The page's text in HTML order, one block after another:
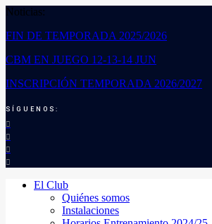
Noticias:
FIN DE TEMPORADA 2025/2026
CBM EN JUEGO 12-13-14 JUN
INSCRIPCIÓN TEMPORADA 2026/2027
SÍGUENOS:
El Club
Quiénes somos
Instalaciones